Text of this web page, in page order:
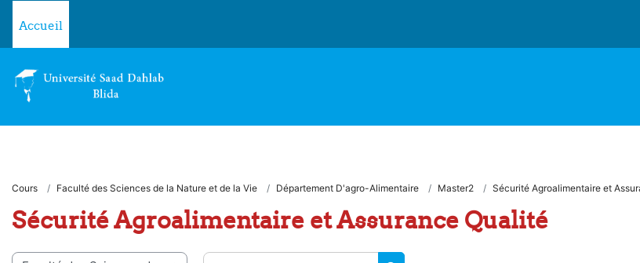
Accueil
Cours Faculté des Sciences de la Nature et de la Vie Département D'agro-Alimentaire Master2 Sécurité Agroalimentaire et
Sécurité Agroalimentaire et Assurance Qualité